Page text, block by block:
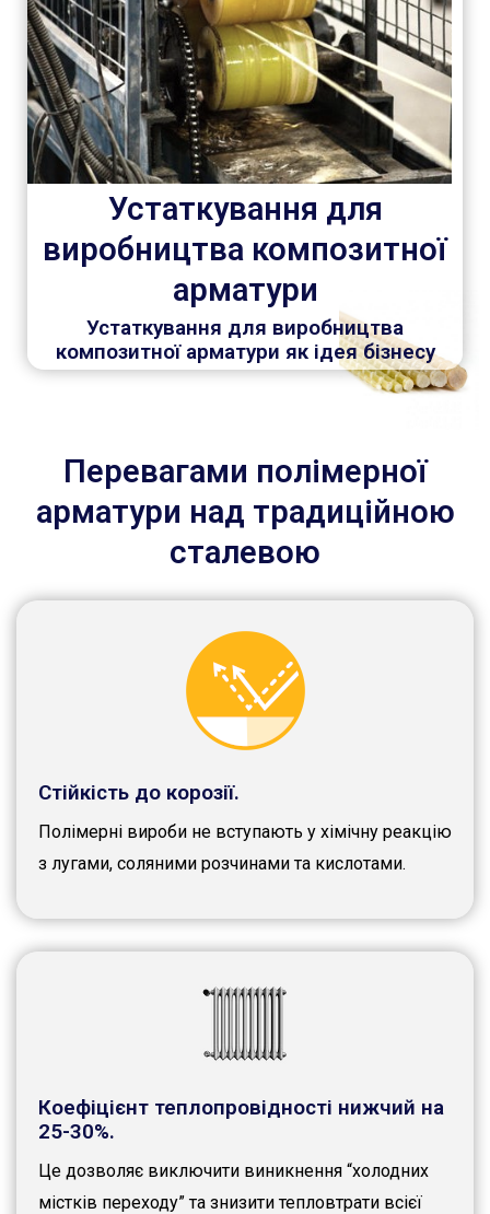
Устаткування для
виробництва композитної
арматури
Устаткування для виробництва
композитної арматури як ідея бізнесу
Перевагами полімерної
арматури над традиційною
сталевою
Стійкість до корозії.
Полімерні вироби не вступають у хімічну реакцію
з лугами, соляними розчинами та кислотами.
Коефіцієнт теплопровідності нижчий на
25-30%.
Це дозволяє виключити виникнення “холодних
містків переходу” та знизити тепловтрати всієї